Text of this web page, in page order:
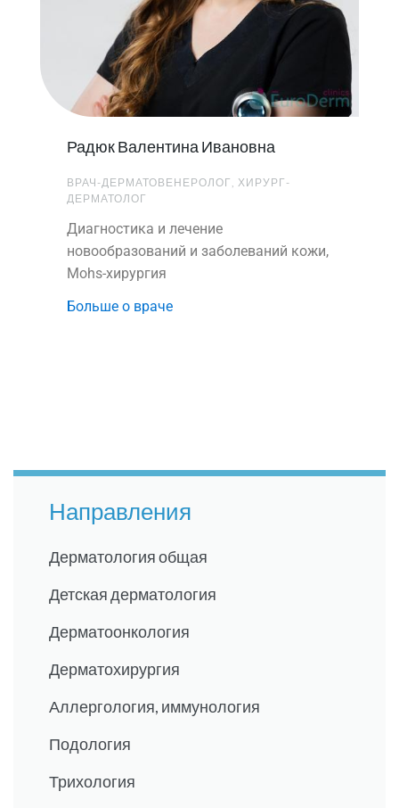
Радюк Валентина Ивановна
ВРАЧ-ДЕРМАТОВЕНЕРОЛОГ, ХИРУРГ-
ДЕРМАТОЛОГ
Диагностика и лечение
новообразований и заболеваний кожи,
Mohs-хирургия
Больше о враче
Направления
Дерматология общая
Детская дерматология
Дерматоонкология
Дерматохирургия
Аллергология, иммунология
Подология
Трихология